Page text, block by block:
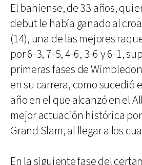
El bahiense, de 33 años,
debut le había ganado al
(14), una de las mejores
por 6-3, 7-5, 4-6, 3-6 y 6-1,
primeras fases de
en su carrera, como sucedió
año en el que alcanzó en el
mejor actuación histórica
Grand Slam, al llegar a los
En la siguiente fase del